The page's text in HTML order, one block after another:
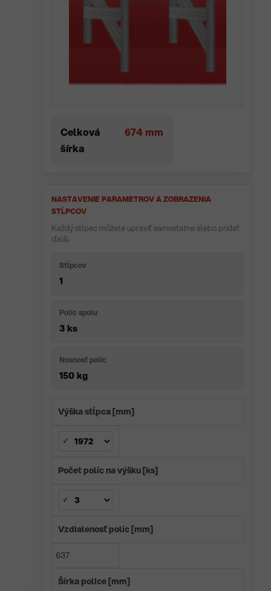
Celková
šírka
674 mm
NASTAVENIE PARAMETROV A ZOBRAZENIA
STĹPCOV
Každý stĺpec môžete upraviť samostatne alebo pridať
ďalší.
Stĺpcov
1
Políc spolu
3 ks
Nosnosť políc
150 kg
Výška stĺpca [mm]
Počet políc na výšku [ks]
Vzdialenosť políc [mm]
637
Šírka police [mm]